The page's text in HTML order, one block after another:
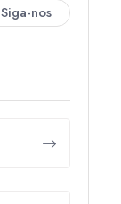
Siga-nos